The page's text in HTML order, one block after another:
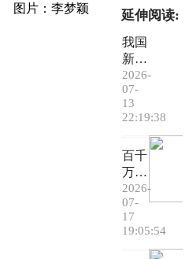
图片：李梦颖
延伸阅读:
我国
新材
料领
域持
续取
得新
2026-
07-
13
22:19:38
百千
万工
程｜
总投
资8.
2
2026-
07-
17
19:05:54